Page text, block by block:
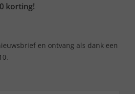
korting!
en ontvang als dank een